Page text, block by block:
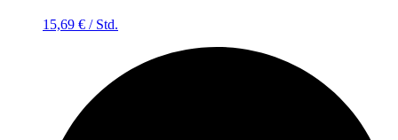
15,69 € / Std.